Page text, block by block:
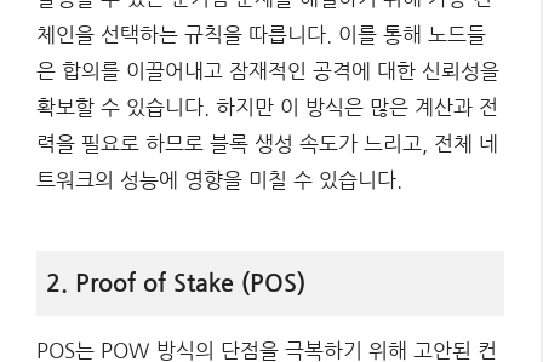
체인을 선택하는 규칙을 따릅니다. 이를 통해 노드들
은 합의를 이끌어내고 잠재적인 공격에 대한 신뢰성을
확보할 수 있습니다. 하지만 이 방식은 많은 계산과 전
력을 필요로 하므로 블록 생성 속도가 느리고, 전체 네
트워크의 성능에 영향을 미칠 수 있습니다.
2. Proof of Stake (POS)
POS는 POW 방식의 단점을 극복하기 위해 고안된 컨